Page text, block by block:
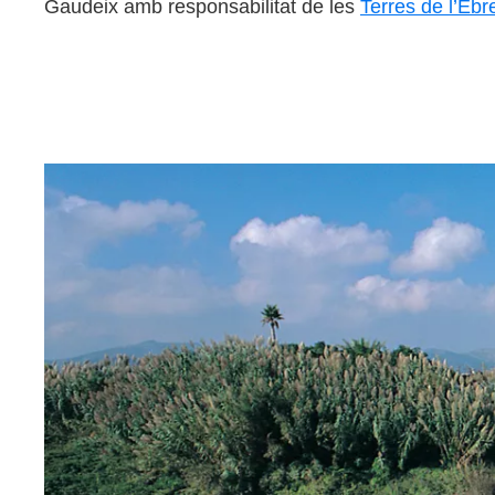
Gaudeix amb responsabilitat de les Terres de